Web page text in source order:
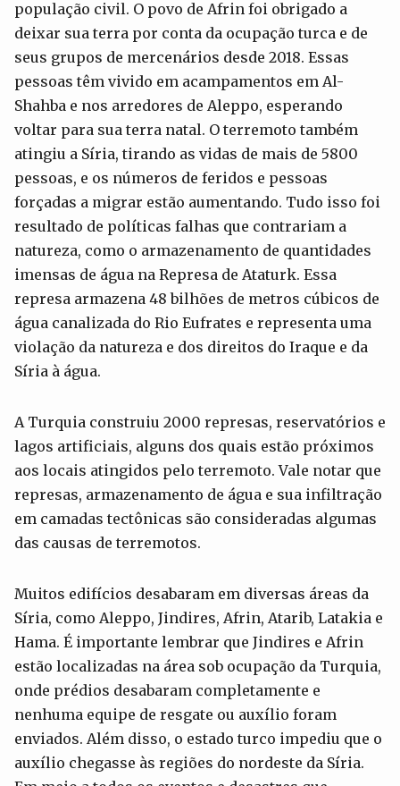
população civil. O povo de Afrin foi obrigado a
deixar sua terra por conta da ocupação turca e de
seus grupos de mercenários desde 2018. Essas
pessoas têm vivido em acampamentos em Al-
Shahba e nos arredores de Aleppo, esperando
voltar para sua terra natal. O terremoto também
atingiu a Síria, tirando as vidas de mais de 5800
pessoas, e os números de feridos e pessoas
forçadas a migrar estão aumentando. Tudo isso foi
resultado de políticas falhas que contrariam a
natureza, como o armazenamento de quantidades
imensas de água na Represa de Ataturk. Essa
represa armazena 48 bilhões de metros cúbicos de
água canalizada do Rio Eufrates e representa uma
violação da natureza e dos direitos do Iraque e da
Síria à água.
A Turquia construiu 2000 represas, reservatórios e
lagos artificiais, alguns dos quais estão próximos
aos locais atingidos pelo terremoto. Vale notar que
represas, armazenamento de água e sua infiltração
em camadas tectônicas são consideradas algumas
das causas de terremotos.
Muitos edifícios desabaram em diversas áreas da
Síria, como Aleppo, Jindires, Afrin, Atarib, Latakia e
Hama. É importante lembrar que Jindires e Afrin
estão localizadas na área sob ocupação da Turquia,
onde prédios desabaram completamente e
nenhuma equipe de resgate ou auxílio foram
enviados. Além disso, o estado turco impediu que o
auxílio chegasse às regiões do nordeste da Síria.